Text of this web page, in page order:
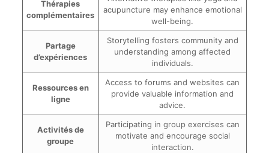
Thérapies
complémentaires
acupuncture may enhance emotional
well-being.
Partage
d’expériences
Storytelling fosters community and
understanding among affected
individuals.
Ressources en
ligne
Access to forums and websites can
provide valuable information and
advice.
Activités de
groupe
Participating in group exercises can
motivate and encourage social
interaction.